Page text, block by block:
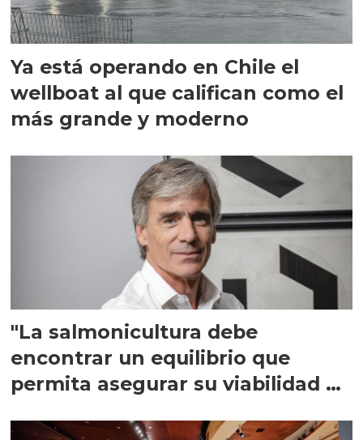
Ya está operando en Chile el
wellboat al que califican como el
más grande y moderno
"La salmonicultura debe
encontrar un equilibrio que
permita asegurar su viabilidad de